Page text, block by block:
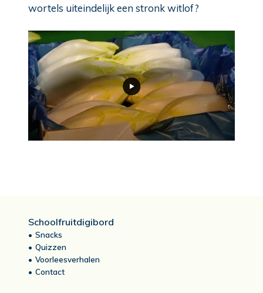
wortels uiteindelijk een stronk witlof?
Schoolfruitdigibord
Snacks
Quizzen
Voorleesverhalen
Contact